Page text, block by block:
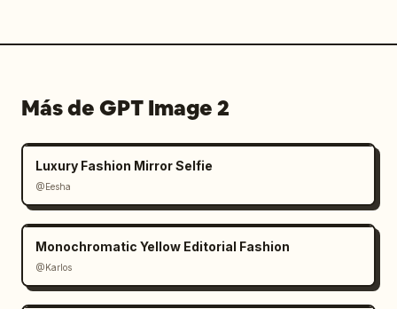
Más de GPT Image 2
Luxury Fashion Mirror Selfie
@Eesha
Monochromatic Yellow Editorial Fashion
@Karlos